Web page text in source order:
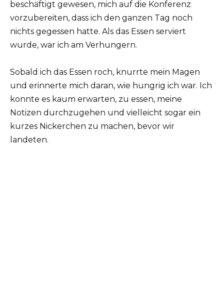
beschäftigt gewesen, mich auf die Konferenz
vorzubereiten, dass ich den ganzen Tag noch
nichts gegessen hatte. Als das Essen serviert
wurde, war ich am Verhungern.
Sobald ich das Essen roch, knurrte mein Magen
und erinnerte mich daran, wie hungrig ich war. Ich
konnte es kaum erwarten, zu essen, meine
Notizen durchzugehen und vielleicht sogar ein
kurzes Nickerchen zu machen, bevor wir
landeten.